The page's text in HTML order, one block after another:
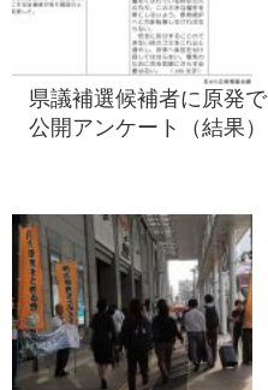
県議補選候補者に原発で
公開アンケート（結果）